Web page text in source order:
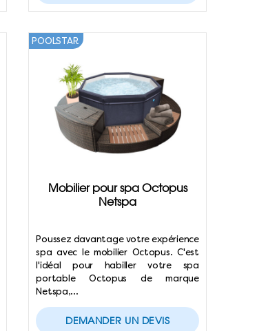
Mobilier pour spa Octopus
Netspa
POOLSTAR
Poussez davantage votre expérience
spa avec le mobilier Octopus. C'est
l'idéal pour habiller votre spa
portable Octopus de marque
Netspa,…
DEMANDER UN DEVIS